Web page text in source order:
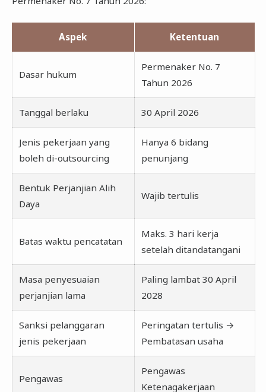
Aspek Ketentuan
Dasar hukum
Permenaker No. 7
Tahun 2026
Tanggal berlaku 30 April 2026
Jenis pekerjaan yang
boleh di-outsourcing
Hanya 6 bidang
penunjang
Bentuk Perjanjian Alih
Daya
Wajib tertulis
Batas waktu pencatatan
Maks. 3 hari kerja
setelah ditandatangani
Masa penyesuaian
perjanjian lama
Paling lambat 30 April
2028
Sanksi pelanggaran
jenis pekerjaan
Peringatan tertulis →
Pembatasan usaha
Pengawas
Pengawas
Ketenagakerjaan